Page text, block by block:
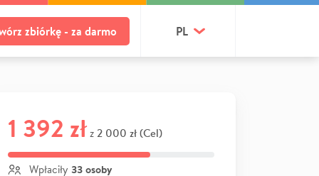
zbiórkę - za darmo PL
1 392 zł z 2 000 zł (Cel)
Wpłaciły 33 osoby